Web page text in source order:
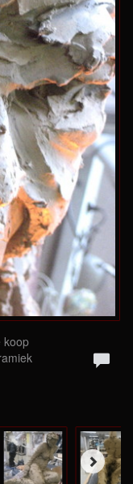
koop